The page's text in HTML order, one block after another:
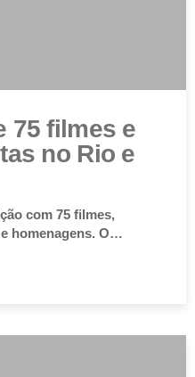
75 filmes e
no Rio e
com 75 filmes,
homenagens. O…